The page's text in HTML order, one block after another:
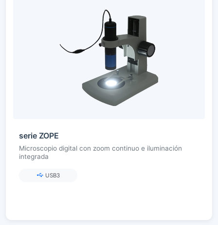
serie ZOPE
Microscopio digital con zoom continuo e iluminación
integrada
USB3